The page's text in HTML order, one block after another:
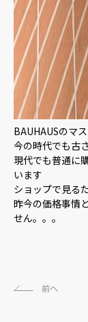
BAUHAUSのマ
今の時代でも古
現代でも普通に
います
ショップで見る
昨今の価格事情
せん。。。
前へ